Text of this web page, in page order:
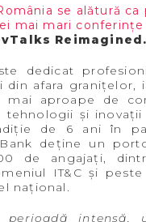
se alătură ca
mai mari conferințe
Reimagined.
dedicat
din afara granițelor,
mai aproape de
tehnologii și inovații
de 6 ani în
Bank deține un
de angajați,
IT&C și peste
național.
perioadă intensă,